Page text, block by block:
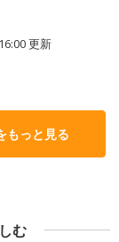
更新
もっと見る
む